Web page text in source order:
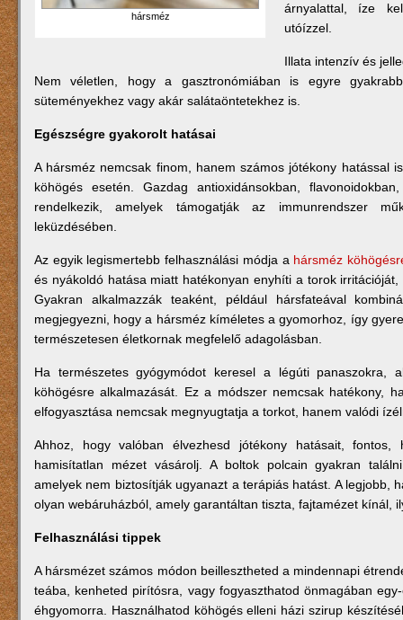
hársméz
árnyalattal, íze
utóízzel.
Illata intenzív és
Nem véletlen, hogy a gasztronómiában is egyre
süteményekhez vagy akár salátaöntetekhez is.
Egészségre gyakorolt hatásai
A hársméz nemcsak finom, hanem számos jótékony hatással
köhögés esetén. Gazdag antioxidánsokban,
rendelkezik, amelyek támogatják az immunrendszer
leküzdésében.
Az egyik legismertebb felhasználási módja a hársméz
és nyákoldó hatása miatt hatékonyan enyhíti a torok
Gyakran alkalmazzák teaként, például hársfateával
megjegyezni, hogy a hársméz kíméletes a gyomorhoz, így
természetesen életkornak megfelelő adagolásban.
Ha természetes gyógymódot keresel a légúti panaszokra,
köhögésre alkalmazását. Ez a módszer nemcsak hatékony,
elfogyasztása nemcsak megnyugtatja a torkot, hanem valódi
Ahhoz, hogy valóban élvezhesd jótékony hatásait, fontos,
hamisítatlan mézet vásárolj. A boltok polcain gyakran
amelyek nem biztosítják ugyanazt a terápiás hatást. A legjobb,
olyan webáruházból, amely garantáltan tiszta, fajtamézet kínál,
Felhasználási tippek
A hársmézet számos módon beillesztheted a mindennapi
teába, kenheted pirítósra, vagy fogyaszthatod önmagában
éhgyomorra. Használhatod köhögés elleni házi szirup